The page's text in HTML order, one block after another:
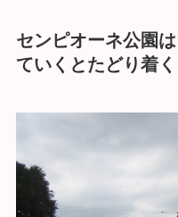
センピオーネ公園
ていくとたどり着く